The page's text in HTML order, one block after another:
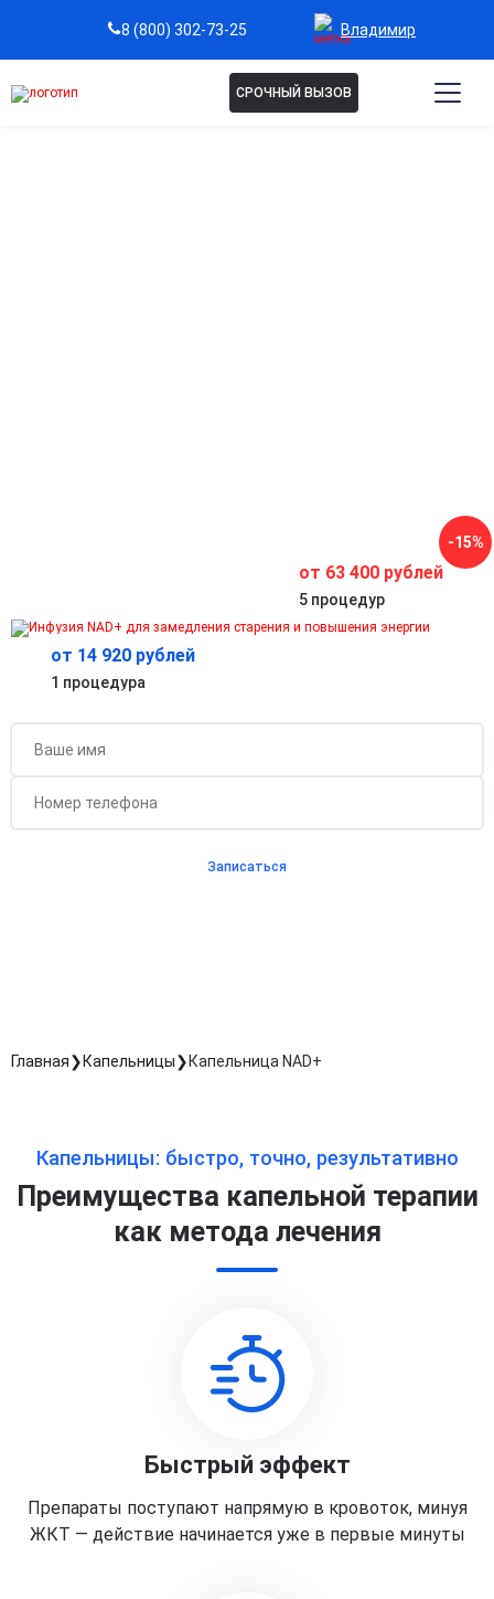
8 (800) 302-73-25 Владимир
СРОЧНЫЙ ВЫЗОВ
Улучшение концентрации, внимания, памяти и ясности
от 14 920 рублей
1 процедура
от 63 400 рублей
5 процедур
-15%
Бесплатная консультация для новых клиентов
при проведении процедуры
Записаться
Главная Капельницы Капельница NAD+
Капельницы: быстро, точно, результативно
Преимущества капельной терапии
как метода лечения
Быстрый эффект
Препараты поступают напрямую в кровоток, минуя
ЖКТ — действие начинается уже в первые минуты